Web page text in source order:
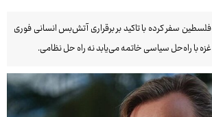
فلسطین سفر کرده با تاکید بر برقراری آتش‌بس انسانی فوری
با راه‌حل سیاسی خاتمه می‌یابد نه راه حل نظامی.